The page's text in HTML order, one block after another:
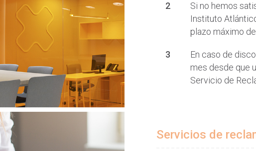
Si no hemos
Instituto
plazo máximo
En caso de
mes desde que
Servicio de
Servicios de